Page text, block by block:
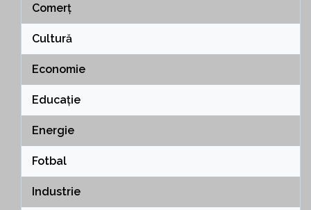
Comerț
Cultură
Economie
Educație
Energie
Fotbal
Industrie